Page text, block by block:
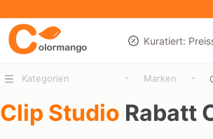
Kuratiert:
Kategorien - Marken -
Clip Studio Rabatt